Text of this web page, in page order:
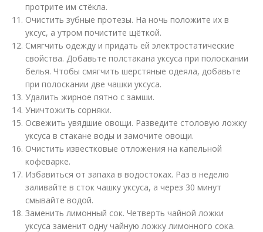
протрите им стёкла.
Очистить зубные протезы. На ночь положите их в
уксус, а утром почистите щёткой.
Смягчить одежду и придать ей электростатические
свойства. Добавьте полстакана уксуса при полоскании
белья. Чтобы смягчить шерстяные одеяла, добавьте
при полоскании две чашки уксуса.
Удалить жирное пятно с замши.
Уничтожить сорняки.
Освежить увядшие овощи. Разведите столовую ложку
уксуса в стакане воды и замочите овощи.
Очистить известковые отложения на капельной
кофеварке.
Избавиться от запаха в водостоках. Раз в неделю
заливайте в сток чашку уксуса, а через 30 минут
смывайте водой.
Заменить лимонный сок. Четверть чайной ложки
уксуса заменит одну чайную ложку лимонного сока.